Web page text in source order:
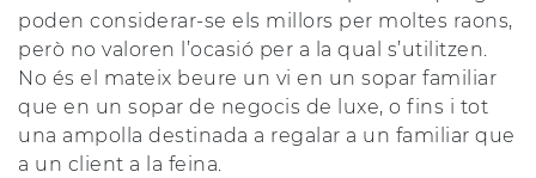
poden considerar-se els millors per moltes raons,
però no valoren l’ocasió per a la qual s’utilitzen.
No és el mateix beure un vi en un sopar familiar
que en un sopar de negocis de luxe, o fins i tot
una ampolla destinada a regalar a un familiar que
a un client a la feina.